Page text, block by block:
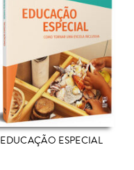
EDUCAÇÃO ESPECIAL